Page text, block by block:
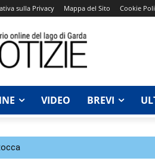
sulla Privacy Mappa del Sito Cookie
VIDEO BREVI